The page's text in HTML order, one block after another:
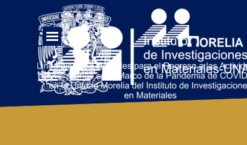
Vaya al Contenido
Saltar menú